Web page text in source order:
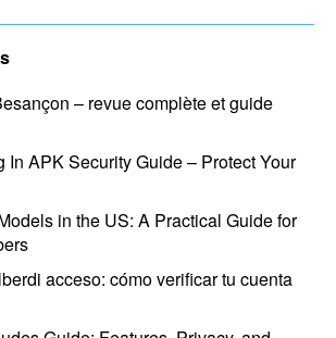
– revue complète et guide
In APK Security Guide – Protect Your
in the US: A Practical Guide for
acceso: cómo verificar tu cuenta